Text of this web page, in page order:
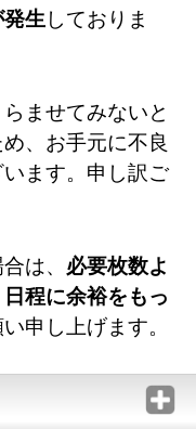
生しておりま
ませてみないと
、お手元に不良
ます。申し訳ご
は、 必要枚数よ
日程に余裕をもっ
申し上げます。